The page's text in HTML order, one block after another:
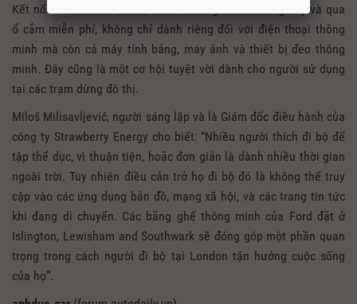
Kết nối với wi-fi và sạc điện thoại bao gồm cả không dây và qua
ổ cắm miễn phí, không chỉ dành riêng đối với điện thoại thông
minh mà còn cả máy tính bảng, máy ảnh và thiết bị đeo thông
minh. Đây cũng là một cơ hội tuyệt vời dành cho người sử dụng
tại các trạm dừng đô thị.
Miloš Milisavljević, người sáng lập và là Giám đốc điều hành của
công ty Strawberry Energy cho biết: “Nhiều người thích đi bộ để
tập thể dục, vì thuận tiện, hoặc đơn giản là dành nhiều thời gian
ngoài trời. Tuy nhiên điều cản trở họ đi bộ đó là không thể truy
cập vào các ứng dụng bản đồ, mạng xã hội, và các trang tin tức
khi đang di chuyển. Các băng ghế thông minh của Ford đặt ở
Islington, Lewisham and Southwark sẽ đóng góp một phần quan
trọng trong cách người đi bộ tại London tận hưởng cuộc sống
của họ”.